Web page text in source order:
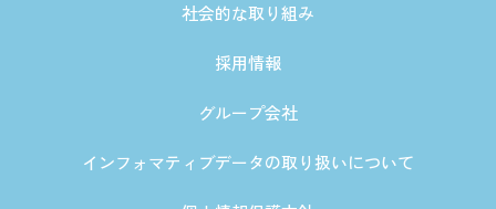
社会的な取り組み
採用情報
グループ会社
インフォマティブデータの取り扱いについて